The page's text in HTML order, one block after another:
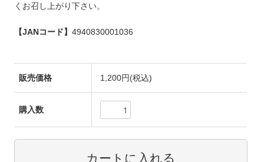
くお召し上がり下さい。
【JANコード】4940830001036
販売価格 1,200円(税込)
購入数